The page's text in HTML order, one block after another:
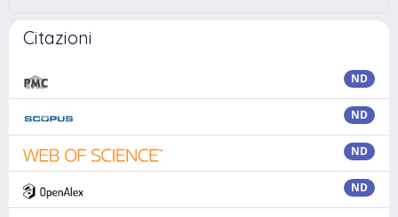
Citazioni
ND
ND
ND
ND